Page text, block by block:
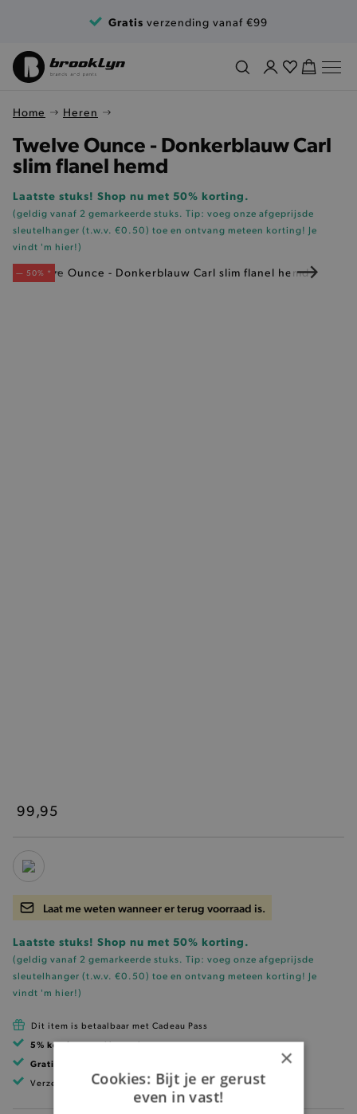
Gratis verzending vanaf €99
Home Heren
Twelve Ounce - Donkerblauw Carl
slim flanel hemd
Laatste stuks! Shop nu met 50% korting.
(geldig vanaf 2 gemarkeerde stuks. Tip: voeg onze afgeprijsde
sleutelhanger (t.w.v. €0.50) toe en ontvang meteen korting! Je
vindt 'm hier!)
— 50% *
99,95
Laat me weten wanneer er terug voorraad is.
Laatste stuks! Shop nu met 50% korting.
(geldig vanaf 2 gemarkeerde stuks. Tip: voeg onze afgeprijsde
sleutelhanger (t.w.v. €0.50) toe en ontvang meteen korting! Je
vindt 'm hier!)
Dit item is betaalbaar met Cadeau Pass
5% kortingmet klantenkaart
Gratis verzending
Verzending binnen 1 à 2 werkdagen
×
Cookies: Bijt je er gerust
even in vast!